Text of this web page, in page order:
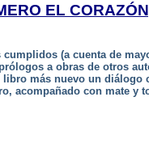
EL
(a cuenta de
a obras de otros
libro más nuevo un diálogo
acompañado con mate y